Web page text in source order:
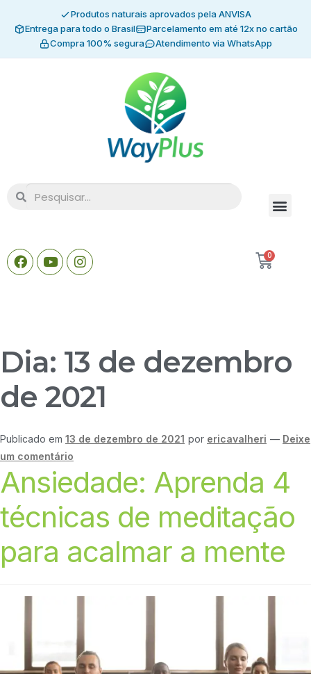
Produtos naturais aprovados pela ANVISA
Entrega para todo o Brasil
Parcelamento em até 12x no cartão
Compra 100% segura
Atendimento via WhatsApp
0
Dia: 13 de dezembro
de 2021
Publicado em 13 de dezembro de 2021 por ericavalheri — Deixe
um comentário
Ansiedade: Aprenda 4
técnicas de meditação
para acalmar a mente